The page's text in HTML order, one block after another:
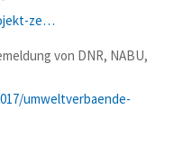
ze…
von DNR, NABU,
umweltverbaende-